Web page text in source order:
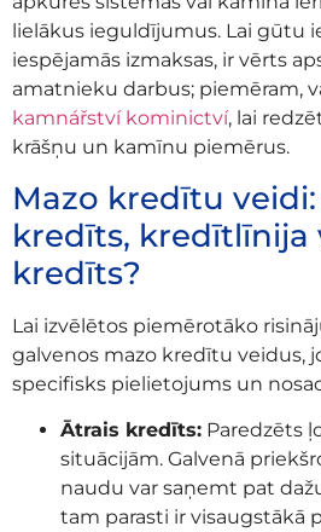
lielākus ieguldījumus. Lai gūtu
iespējamās izmaksas, ir vērts
amatnieku darbus; piemēram,
kamnářství kominictví, lai
krāšņu un kamīnu piemērus.
Mazo kredītu
kredīts, kredītlīnija
kredīts?
Lai izvēlētos piemērotāko
galvenos mazo kredītu veidus,
specifisks pielietojums un
Ātrais kredīts: Paredzēts
situācijām. Galvenā
naudu var saņemt pat
tam parasti ir visaugstākā